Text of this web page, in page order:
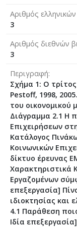
Αριθμός
3
Αριθμός διεθνών
3
Περιγραφή
Σχήμα 1: Ο
Pestoff, 1998,
του οικονομικού
Διάγραμμα 2.1 Η
Επιχειρήσεων
Κατάλογος
Κοινωνικών
δίκτυο έρευνας
Χαρακτηριστικά
Εργαζομένων
επεξεργασία]
ιδιοκτησίας και
4.1 Παράθεση
Ιδία επεξεργασία]